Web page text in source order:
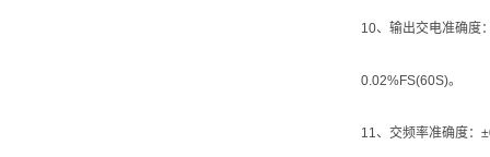
10、输出交电准确度
0.02%FS(60S)。
11、交频率准确度：